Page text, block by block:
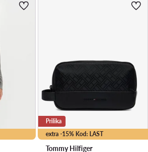
extra -15% Kod: LAST
Prilika
Tommy Hilfiger